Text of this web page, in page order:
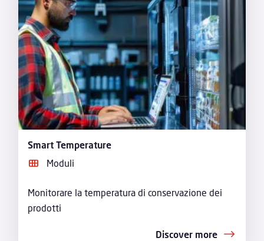
Smart Temperature
Moduli
Monitorare la temperatura di conservazione dei
prodotti
Discover more